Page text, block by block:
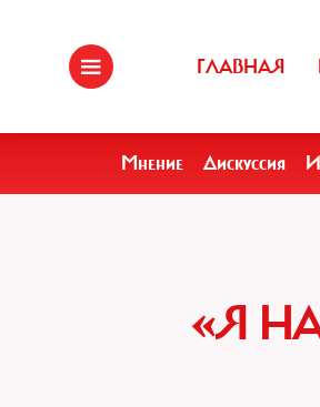
ГЛАВНАЯ
Мнение Дискуссия
«Я